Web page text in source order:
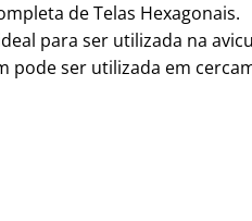
de Telas Hexagonais.
para ser utilizada na
pode ser utilizada em